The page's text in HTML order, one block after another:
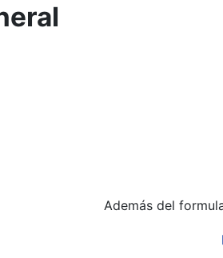
Además del